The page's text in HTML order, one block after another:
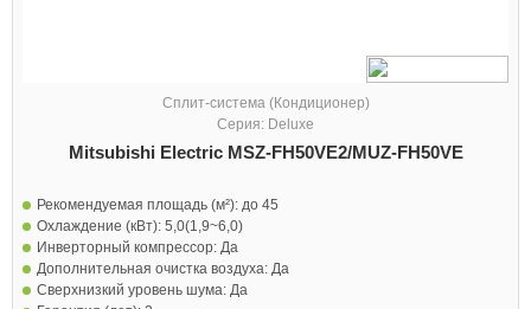
Сплит-система (Кондиционер)
Серия: Deluxe
Mitsubishi Electric MSZ-FH50VE2/MUZ-FH50VE
Рекомендуемая площадь (м²): до 45
Охлаждение (кВт): 5,0(1,9~6,0)
Инверторный компрессор: Да
Дополнительная очистка воздуха: Да
Сверхнизкий уровень шума: Да